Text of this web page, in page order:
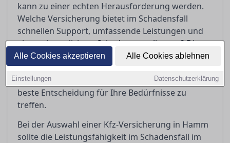
Alle Cookies akzeptieren Alle Cookies ablehnen
Einstellungen Datenschutzerklärung
kann zu einer echten Herausforderung werden.
Welche Versicherung bietet im Schadensfall
schnellen Support, umfassende Leistungen und
eine unkomplizierte Schadensregulierung? Dieser
Ratgeber gibt Ihnen Einblicke, wie Sie die
Bedingungen richtig deuten und worauf es bei
Kundenbewertungen wirklich ankommt, um die
beste Entscheidung für Ihre Bedürfnisse zu
treffen.
Bei der Auswahl einer Kfz-Versicherung in Hamm
sollte die Leistungsfähigkeit im Schadensfall im